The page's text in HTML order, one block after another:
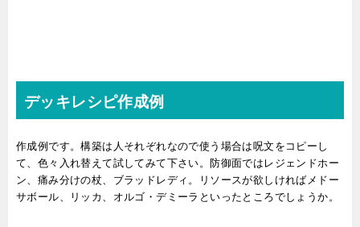
デッキレシピ作成例
作成例です。構築は人それぞれなので使う場合は呪文をコピーし
て、色々入れ替えて試してみて下さい。防御面ではレジェンドホー
ン、痛み分けの杖、ブラッドレディ。リソースが欲しければメドー
サボール、リッカ、オルゴ・デミーラといったところでしょうか。